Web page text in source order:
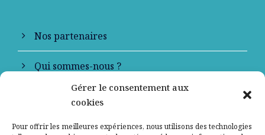
Gérer le consentement aux
cookies
Pour offrir les meilleures expériences, nous utilisons des technologies
Nos partenaires
Qui sommes-nous ?
Contactez-nous
Mentions légales